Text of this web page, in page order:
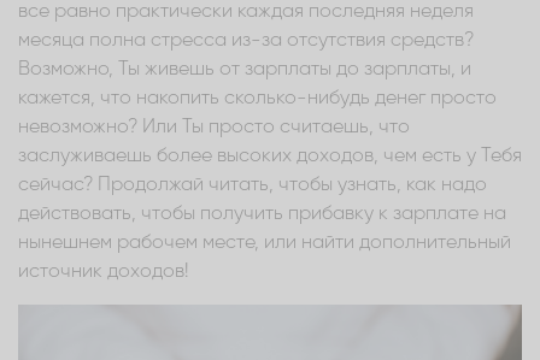
все равно практически каждая последняя неделя
месяца полна стресса из-за отсутствия средств?
Возможно, Ты живешь от зарплаты до зарплаты, и
кажется, что накопить сколько-нибудь денег просто
невозможно? Или Ты просто считаешь, что
заслуживаешь более высоких доходов, чем есть у Тебя
сейчас? Продолжай читать, чтобы узнать, как надо
действовать, чтобы получить прибавку к зарплате на
нынешнем рабочем месте, или найти дополнительный
источник доходов!